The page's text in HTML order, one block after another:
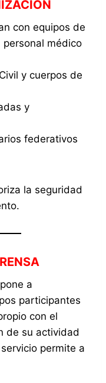
con equipos de
médico
y cuerpos de
y
federativos
la seguridad
a
participantes
con el
de su actividad
permite a